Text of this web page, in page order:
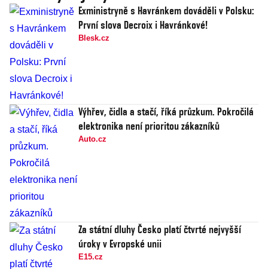
Exministryně s Havránkem dováděli v Polsku:
První slova Decroix i Havránkové!
Blesk.cz
Výhřev, čidla a stačí, říká průzkum. Pokročilá
elektronika není prioritou zákazníků
Auto.cz
Za státní dluhy Česko platí čtvrté nejvyšší
úroky v Evropské unii
E15.cz